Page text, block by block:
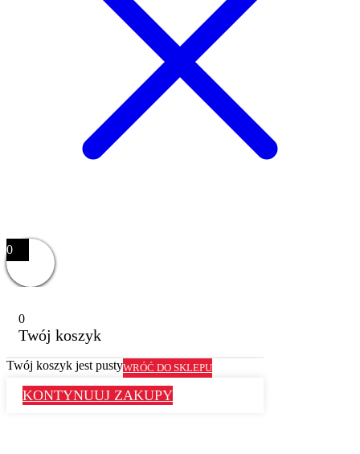
0
0
Twój koszyk
Twój koszyk jest pustyWRÓĆ DO SKLEPU
KONTYNUUJ ZAKUPY